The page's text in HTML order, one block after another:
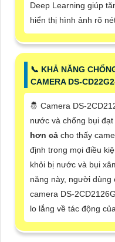
Deep Learning giúp
hiển thị hình ảnh rõ
📞 KHẢ NĂNG
CAMERA DS-
🤴 Camera DS-
nước và chống bụi
hơn cả cho thấy
định trong mọi điều
khỏi bị nước và bụi
năng này, người dùng
camera DS-
lo lắng về tác động